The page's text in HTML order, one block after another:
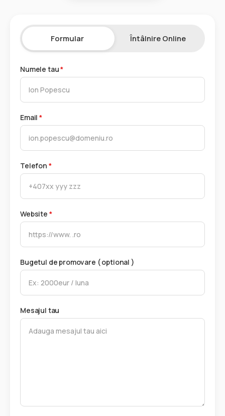
Formular Întâlnire Online
Numele tau*
Email*
Telefon *
Website *
Bugetul de promovare ( optional )
Mesajul tau